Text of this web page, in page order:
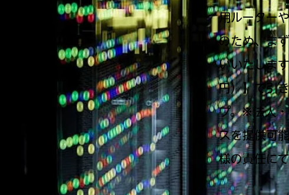
用ルーター
のため、ま
いいたしま
円）】で引
プ。※法人
スを提供可
様の責任に